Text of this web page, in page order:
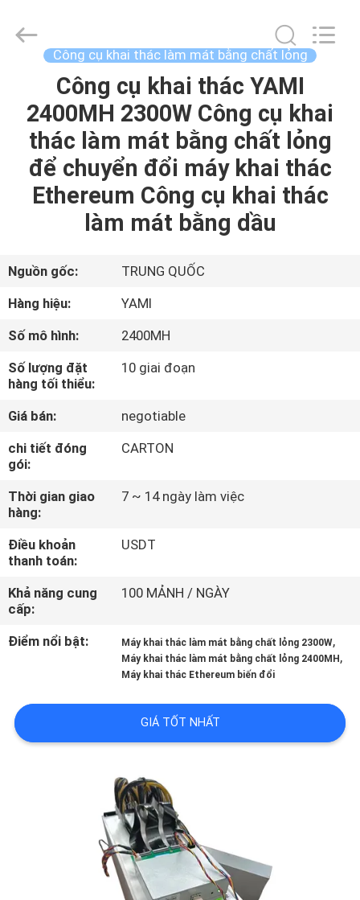
TRANG
CHỦ
CÁC
SẢN
VỀ
CHÚNG
TÔI
QUÁ
TRÌNH
HÀNG
LIÊN
HỆ
CHÚNG
TÔI
TRƯỜNG
YÊU
CẦU
SHOPPING
khai
Weyland
Technology.
Reserved.
Công cụ khai thác làm mát bằng chất lỏng
Công cụ khai thác YAMI
2400MH 2300W Công cụ khai
thác làm mát bằng chất lỏng
để chuyển đổi máy khai thác
Ethereum Công cụ khai thác
làm mát bằng dầu
Nguồn gốc:
TRUNG QUỐC
Hàng hiệu:
YAMI
Số mô hình:
2400MH
Số lượng đặt
hàng tối thiểu:
10 giai đoạn
Giá bán:
negotiable
chi tiết đóng
gói:
CARTON
Thời gian giao
hàng:
7 ~ 14 ngày làm việc
Điều khoản
thanh toán:
USDT
Khả năng cung
cấp:
100 MẢNH / NGÀY
Điểm nổi bật: Máy khai thác làm mát bằng chất lỏng 2300W,
Máy khai thác làm mát bằng chất lỏng 2400MH ,
Máy khai thác Ethereum biến đổi
GIÁ TỐT NHẤT